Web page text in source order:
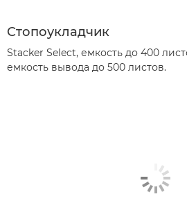
Cтопоукладчик
Stacker Select, емкость до 400
емкость вывода до 500 листов.